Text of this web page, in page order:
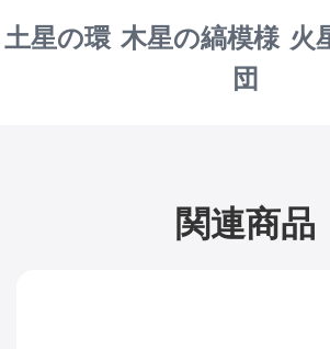
土星の環 木星の縞模様 火
団
関連商品